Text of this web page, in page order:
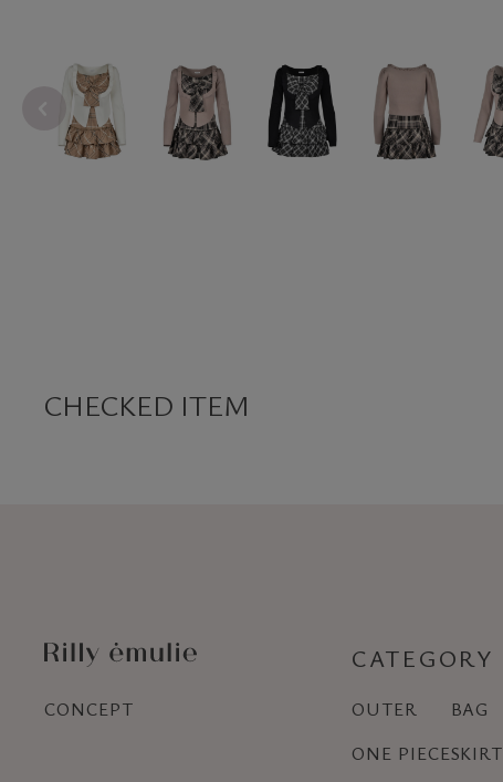
CHECKED ITEM
CONCEPT
CATEGORY
OUTER
ONE PIECE
BAG
SKIRT